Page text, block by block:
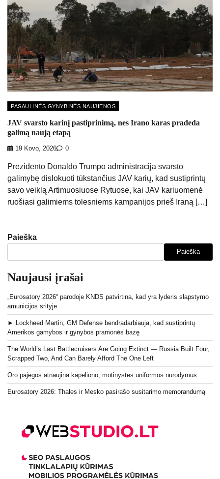
PASAULINĖS GYNYBINĖS NAUJIENOS
JAV svarsto karinį pastiprinimą, nes Irano karas pradeda
galimą naują etapą
19 Kovo, 2026 0
Prezidento Donaldo Trumpo administracija svarsto
galimybę dislokuoti tūkstančius JAV karių, kad sustiprintų
savo veiklą Artimuosiuose Rytuose, kai JAV kariuomenė
ruošiasi galimiems tolesniems kampanijos prieš Iraną […]
Paieška
Paieška
Naujausi įrašai
„Eurosatory 2026“ parodoje KNDS patvirtina, kad yra lyderis slapstymo
amunicijos srityje
► Lockheed Martin, GM Defense bendradarbiauja, kad sustiprintų
Amerikos gamybos ir gynybos pramonės bazę
The World’s Last Battlecruisers Are Going Extinct — Russia Built Four,
Scrapped Two, And Can Barely Afford The One Left
Oro pajėgos atnaujina kapeliono, motinystės uniformos nurodymus
Eurosatory 2026: Thales ir Mesko pasirašo susitarimo memorandumą